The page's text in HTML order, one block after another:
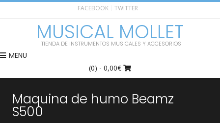
FACEBOOK TWITTER
MUSICAL MOLLET
TIENDA DE INSTRUMENTOS MUSICALES Y ACCESORIOS
MENU
(0) - 0,00€
Maquina de humo Beamz
S500